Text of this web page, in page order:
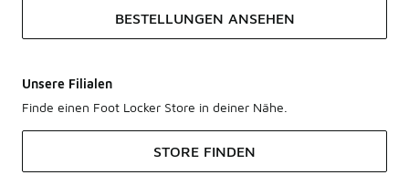
BESTELLUNGEN ANSEHEN
Unsere Filialen
Finde einen Foot Locker Store in deiner Nähe.
STORE FINDEN